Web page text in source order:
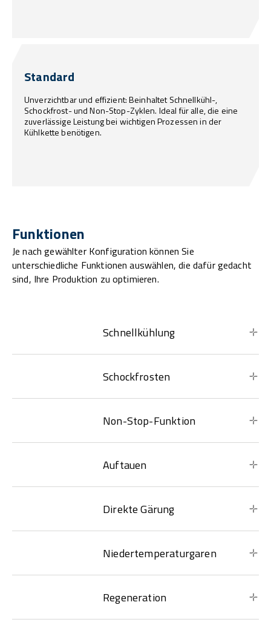
Standard
Unverzichtbar und effizient: Beinhaltet Schnellkühl-,
Schockfrost- und Non-Stop-Zyklen. Ideal für alle, die eine
zuverlässige Leistung bei wichtigen Prozessen in der
Kühlkette benötigen.
Funktionen
Je nach gewählter Konfiguration können Sie
unterschiedliche Funktionen auswählen, die dafür gedacht
sind, Ihre Produktion zu optimieren.
Schnellkühlung
Schockfrosten
Non-Stop-Funktion
Auftauen
Direkte Gärung
Niedertemperaturgaren
Regeneration